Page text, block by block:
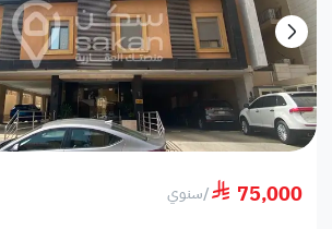
75,000
/سنوي